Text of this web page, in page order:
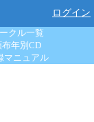
ログイン
クル一覧
布年別CD
マニュアル